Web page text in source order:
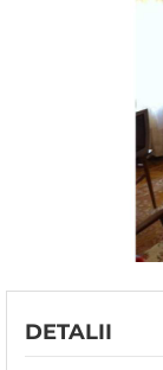
DETALII